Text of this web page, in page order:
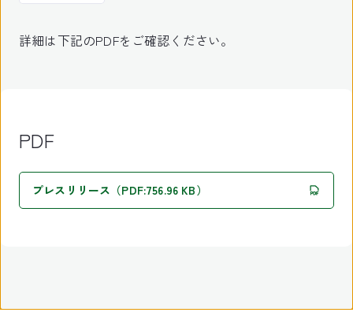
詳細は下記のPDFをご確認ください。
PDF
プレスリリース（PDF:756.96 KB）